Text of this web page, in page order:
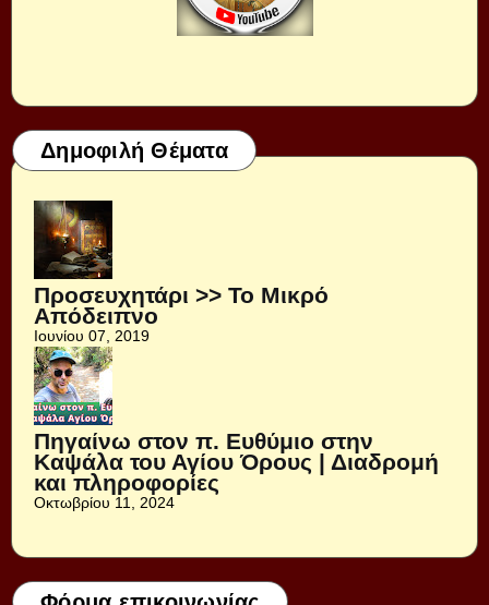
Δημοφιλή Θέματα
Προσευχητάρι >> Το Μικρό
Απόδειπνο
Ιουνίου 07, 2019
Πηγαίνω στον π. Ευθύμιο στην
Καψάλα του Αγίου Όρους | Διαδρομή
και πληροφορίες
Οκτωβρίου 11, 2024